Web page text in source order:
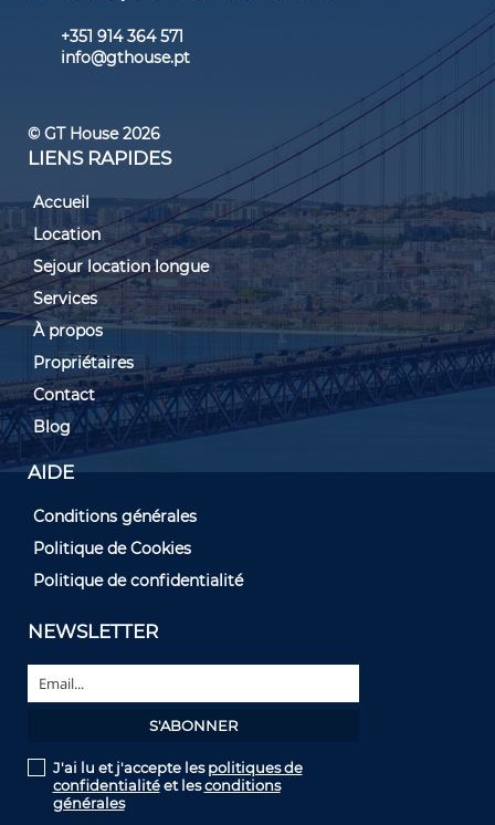
+351 914 364 571
info@gthouse.pt
© GT House 2026
LIENS RAPIDES
Accueil
Location
Sejour location longue
Services
À propos
Propriétaires
Contact
Blog
AIDE
Conditions générales
Politique de Cookies
Politique de confidentialité
NEWSLETTER
J'ai lu et j'accepte lespolitiques de
confidentialitéet lesconditions
générales